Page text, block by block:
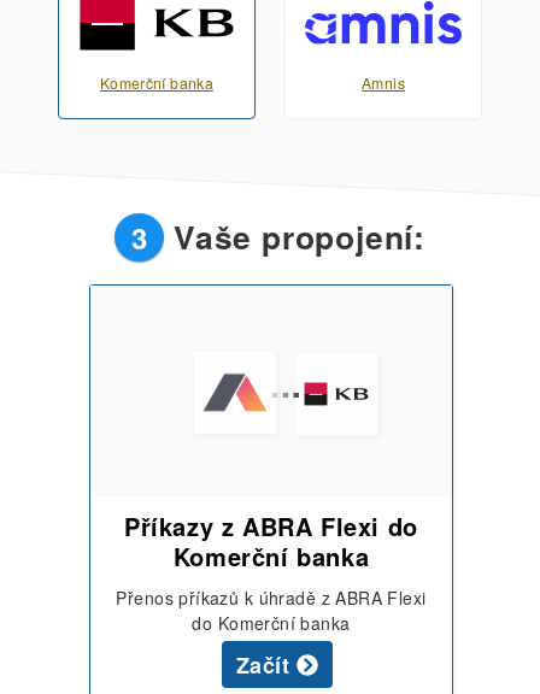
Komerční banka Amnis
3 Vaše propojení:
Příkazy z ABRA Flexi do
Komerční banka
Přenos příkazů k úhradě z ABRA Flexi
do Komerční banka
Začít